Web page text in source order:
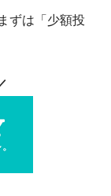
ずは「少額投